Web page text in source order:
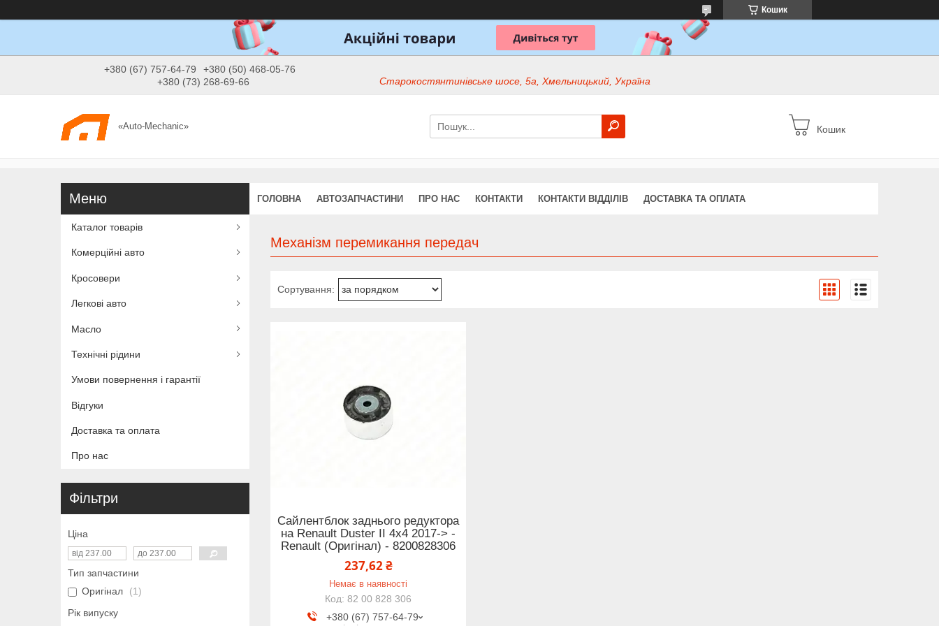
Кошик
+380 (67) 757-64-79
+380 (50) 468-05-76
+380 (73) 268-69-66
Старокостянтинівське шосе, 5а, Хмельницький, Україна
«Auto-Mechanic» Кошик
ГОЛОВНА АВТОЗАПЧАСТИНИ ПРО НАС КОНТАКТИ КОНТАКТИ ВІДДІЛІВ ДОСТАВКА ТА ОПЛАТА
Механізм перемикання передач
Сайлентблок заднього редуктора
на Renault Duster II 4x4 2017-> -
Renault (Оригінал) - 8200828306
237,62 ₴
Немає в наявності
82 00 828 306
+380 (67) 757-64-79
Каталог товарів
Комерційні авто
Кросовери
Легкові авто
Масло
Технічні рідини
Умови повернення і гарантії
Відгуки
Доставка та оплата
Про нас
Фільтри
Ціна
Тип запчастини
Оригінал
1
Рік випуску